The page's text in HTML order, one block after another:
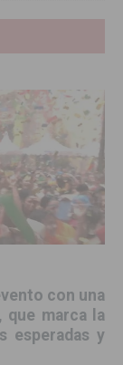
con una
que marca la
esperadas y